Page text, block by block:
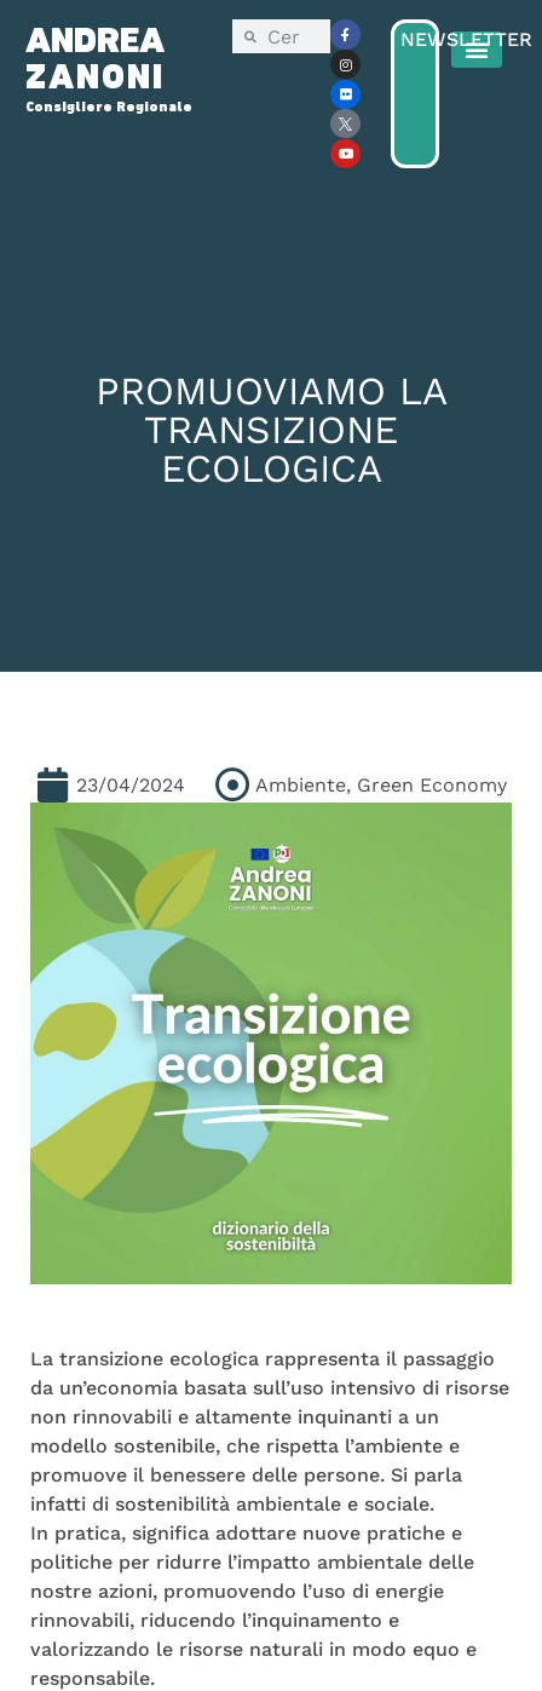
ANDREA
ZANONI
Consigliere Regionale
NEWSLETTER
PROMUOVIAMO LA
TRANSIZIONE
ECOLOGICA
23/04/2024 Ambiente, Green Economy
La transizione ecologica rappresenta il passaggio
da un’economia basata sull’uso intensivo di risorse
non rinnovabili e altamente inquinanti a un
modello sostenibile, che rispetta l’ambiente e
promuove il benessere delle persone. Si parla
infatti di sostenibilità ambientale e sociale.
In pratica, significa adottare nuove pratiche e
politiche per ridurre l’impatto ambientale delle
nostre azioni, promuovendo l’uso di energie
rinnovabili, riducendo l’inquinamento e
valorizzando le risorse naturali in modo equo e
responsabile.